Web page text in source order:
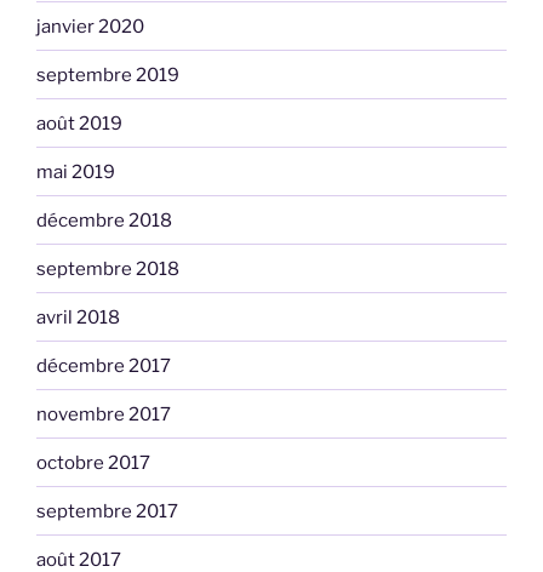
janvier 2020
septembre 2019
août 2019
mai 2019
décembre 2018
septembre 2018
avril 2018
décembre 2017
novembre 2017
octobre 2017
septembre 2017
août 2017